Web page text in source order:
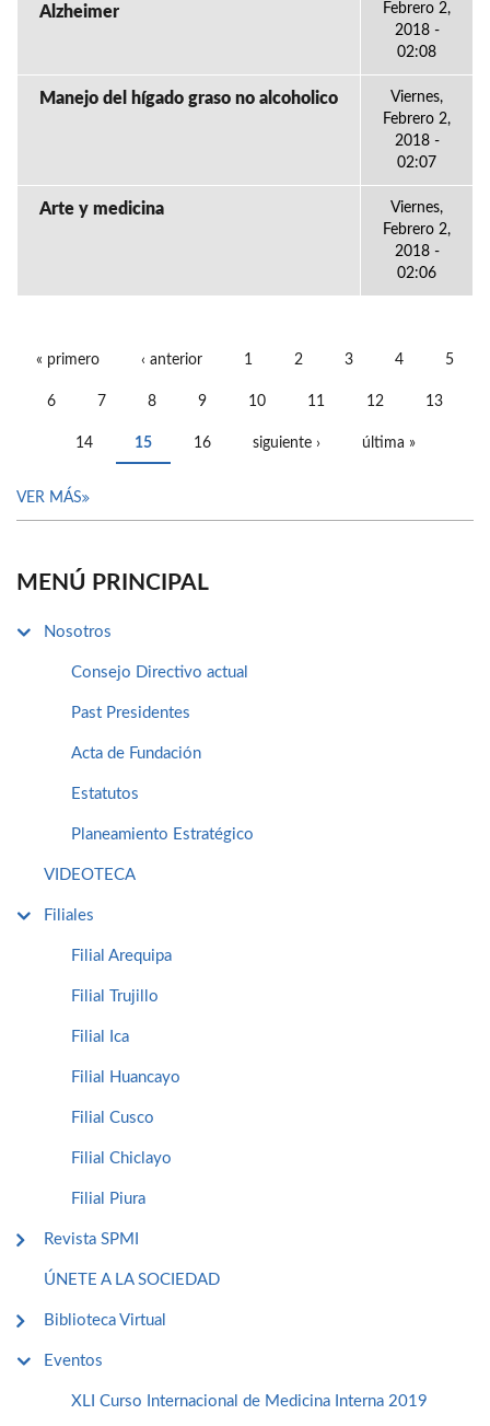
Alzheimer
Febrero 2,
2018 -
02:08
Manejo del hígado graso no alcoholico
Viernes,
Febrero 2,
2018 -
02:07
Arte y medicina
Viernes,
Febrero 2,
2018 -
02:06
« primero ‹ anterior 1 2 3 4 5
6 7 8 9 10 11 12 13
14 15 16 siguiente › última »
VER MÁS
MENÚ PRINCIPAL
Nosotros
Consejo Directivo actual
Past Presidentes
Acta de Fundación
Estatutos
Planeamiento Estratégico
VIDEOTECA
Filiales
Filial Arequipa
Filial Trujillo
Filial Ica
Filial Huancayo
Filial Cusco
Filial Chiclayo
Filial Piura
Revista SPMI
ÚNETE A LA SOCIEDAD
Biblioteca Virtual
Eventos
XLI Curso Internacional de Medicina Interna 2019